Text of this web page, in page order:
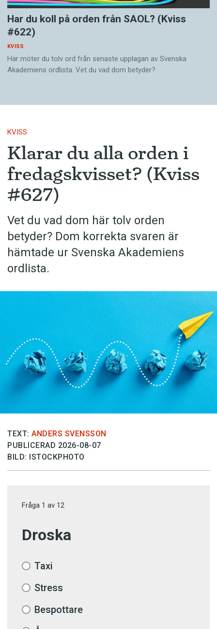
Har du koll på orden från SAOL? (Kviss
#622)
KVISS
Här möter du tolv ord från senaste upplagan av Svenska
Akademiens ordlista. Vet du vad dom betyder?
KVISS
Klarar du alla orden i
fredagskvisset? (Kviss
#627)
Vet du vad dom här tolv orden
betyder? Dom korrekta svaren är
hämtade ur Svenska Akademiens
ordlista.
TEXT: ANDERS SVENSSON
PUBLICERAD 2026-08-07
BILD: ISTOCKPHOTO
Fråga 1 av 12
Droska
Taxi
Stress
Bespottare